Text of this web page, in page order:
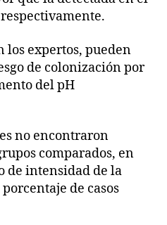
los expertos, pueden
de colonización por
del pH
no encontraron
comparados, en
de intensidad de la
de casos